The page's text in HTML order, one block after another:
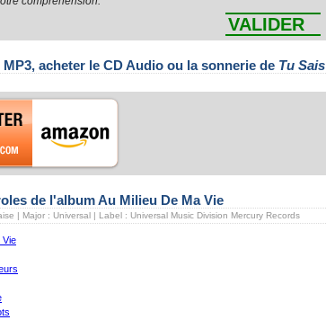
VALIDER
acheter le CD Audio ou la sonnerie de Tu Sais
de l'album Au Milieu De Ma Vie
| Major : Universal | Label : Universal Music Division Mercury Records
Vie